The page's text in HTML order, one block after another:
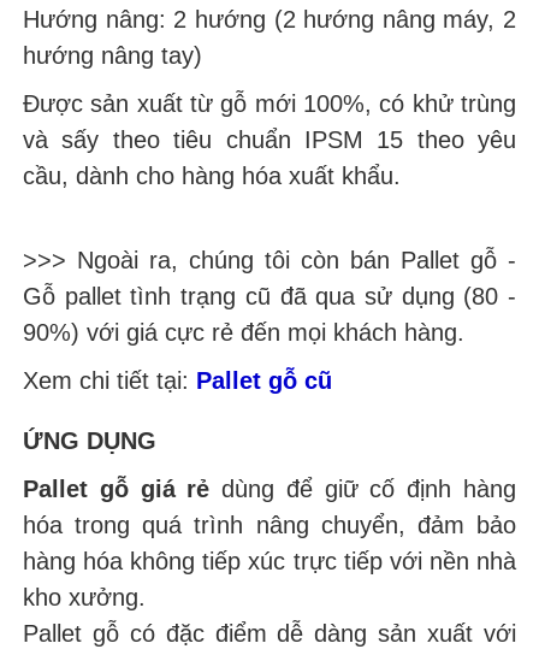
Hướng nâng: 2 hướng (2 hướng nâng máy, 2
hướng nâng tay)
Được sản xuất từ gỗ mới 100%, có khử trùng
và sấy theo tiêu chuẩn IPSM 15 theo yêu
cầu, dành cho hàng hóa xuất khẩu.
>>> Ngoài ra, chúng tôi còn bán Pallet gỗ -
Gỗ pallet tình trạng cũ đã qua sử dụng (80 -
90%) với giá cực rẻ đến mọi khách hàng.
Xem chi tiết tại: Pallet gỗ cũ
ỨNG DỤNG
Pallet gỗ giá rẻ dùng để giữ cố định hàng
hóa trong quá trình nâng chuyển, đảm bảo
hàng hóa không tiếp xúc trực tiếp với nền nhà
kho xưởng.
Pallet gỗ có đặc điểm dễ dàng sản xuất với